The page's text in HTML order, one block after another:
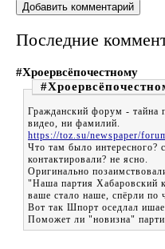
Последние
#Хроервсёпочестному
Гражданский форум - тайна
видео, ни фамилий.
https://toz.su/newspaper/
Что там было интересного?
контактировали? не ясно.
Оригинально
"Наша партия Хабаровский
ваше стало наше, спёрли по
Вот так Шпорт оседлал
Поможет ли "новизна"